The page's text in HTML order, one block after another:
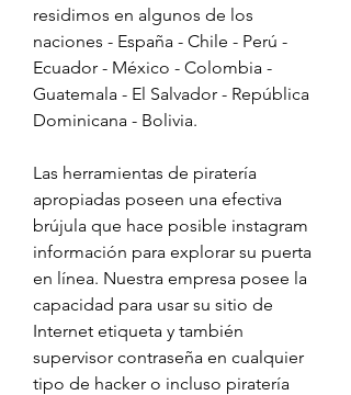
residimos en algunos de los
naciones - España - Chile - Perú -
Ecuador - México - Colombia -
Guatemala - El Salvador - República
Dominicana - Bolivia.
Las herramientas de piratería
apropiadas poseen una efectiva
brújula que hace posible instagram
información para explorar su puerta
en línea. Nuestra empresa posee la
capacidad para usar su sitio de
Internet etiqueta y también
supervisor contraseña en cualquier
tipo de hacker o incluso piratería